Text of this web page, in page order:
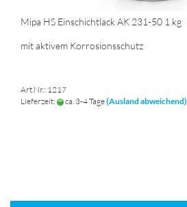
Mipa HS Einschichtlack AK 231-50 1 kg
mit aktivem Korrosionsschutz
Art.Nr.: 1217
Lieferzeit:
ca. 3-4 Tage(Ausland abweichend)